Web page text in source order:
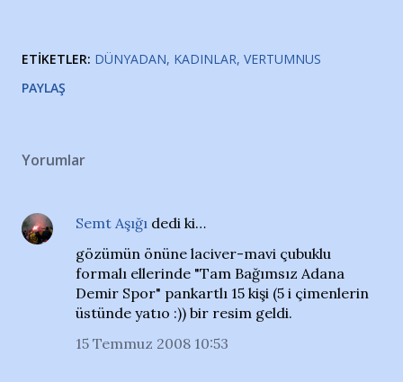
ETIKETLER: DÜNYADAN KADINLAR VERTUMNUS
PAYLAŞ
Yorumlar
Semt Aşığı dedi ki…
gözümün önüne laciver-mavi çubuklu
formalı ellerinde "Tam Bağımsız Adana
Demir Spor" pankartlı 15 kişi (5 i çimenlerin
üstünde yatıo :)) bir resim geldi.
15 Temmuz 2008 10:53